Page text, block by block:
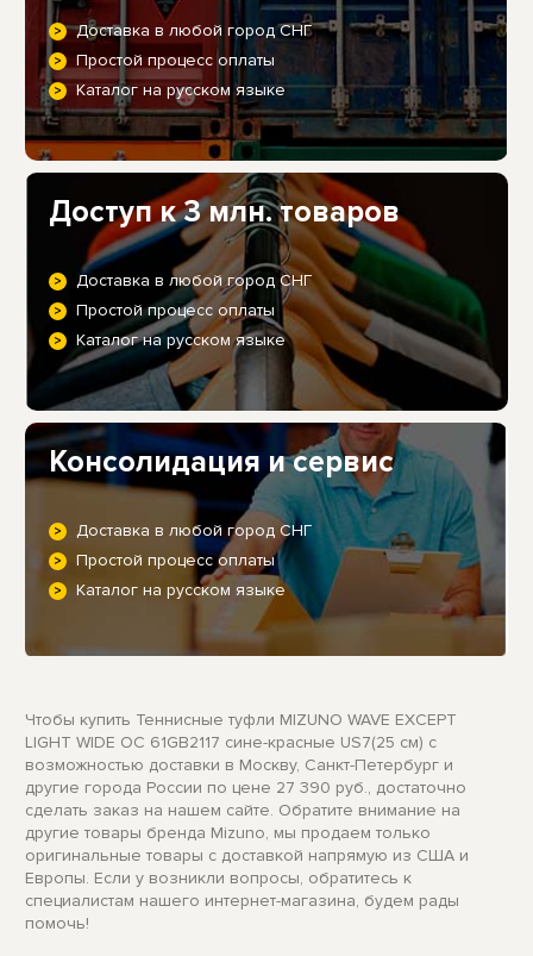
Доставка в любой город СНГ
Простой процесс оплаты
Каталог на русском языке
Доступ к 3 млн. товаров
Доставка в любой город СНГ
Простой процесс оплаты
Каталог на русском языке
Консолидация и сервис
Доставка в любой город СНГ
Простой процесс оплаты
Каталог на русском языке
Чтобы купить Теннисные туфли MIZUNO WAVE EXCEPT
LIGHT WIDE OC 61GB2117 сине-красные US7(25 см) с
возможностью доставки в Москву, Санкт-Петербург и
другие города России по цене 27 390 руб., достаточно
сделать заказ на нашем сайте. Обратите внимание на
другие товары бренда Mizuno, мы продаем только
оригинальные товары с доставкой напрямую из США и
Европы. Если у возникли вопросы, обратитесь к
специалистам нашего интернет-магазина, будем рады
помочь!